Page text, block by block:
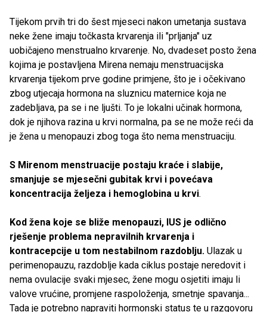
Tijekom prvih tri do šest mjeseci nakon umetanja sustava
neke žene imaju točkasta krvarenja ili "prljanja" uz
uobičajeno menstrualno krvarenje. No, dvadeset posto žena
kojima je postavljena Mirena nemaju menstruacijska
krvarenja tijekom prve godine primjene, što je i očekivano
zbog utjecaja hormona na sluznicu maternice koja ne
zadebljava, pa se i ne ljušti. To je lokalni učinak hormona,
dok je njihova razina u krvi normalna, pa se ne može reći da
je žena u menopauzi zbog toga što nema menstruaciju.
S Mirenom menstruacije postaju kraće i slabije,
smanjuje se mjesečni gubitak krvi i povećava
koncentracija željeza i hemoglobina u krvi.
Kod žena koje se bliže menopauzi, IUS je odlično
rješenje problema nepravilnih krvarenja i
kontracepcije u tom nestabilnom razdoblju. Ulazak u
perimenopauzu, razdoblje kada ciklus postaje neredovit i
nema ovulacije svaki mjesec, žene mogu osjetiti imaju li
valove vrućine, promjene raspoloženja, smetnje spavanja...
Tada je potrebno napraviti hormonski status te u razgovoru